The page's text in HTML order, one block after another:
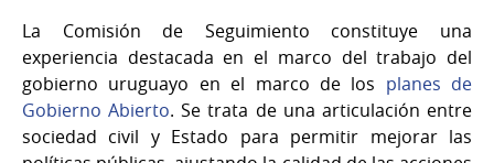
La Comisión de Seguimiento constituye una
experiencia destacada en el marco del trabajo del
gobierno uruguayo en el marco de los planes de
Gobierno Abierto. Se trata de una articulación entre
sociedad civil y Estado para permitir mejorar las